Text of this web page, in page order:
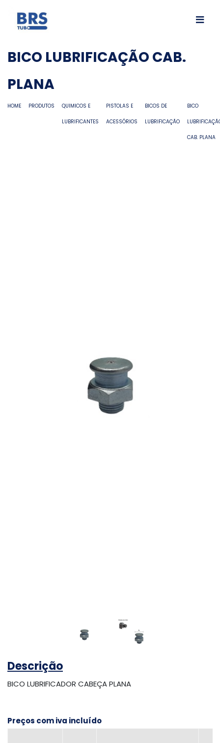
BICO LUBRIFICAÇÃO CAB.
PLANA
HOME PRODUTOS QUIMICOS E
LUBRIFICANTES
PISTOLAS E
ACESSÓRIOS
BICOS DE
LUBRIFICAÇÃO
BICO
CAB. PLANA
Descrição
BICO LUBRIFICADOR CABEÇA PLANA
Preços com iva incluído